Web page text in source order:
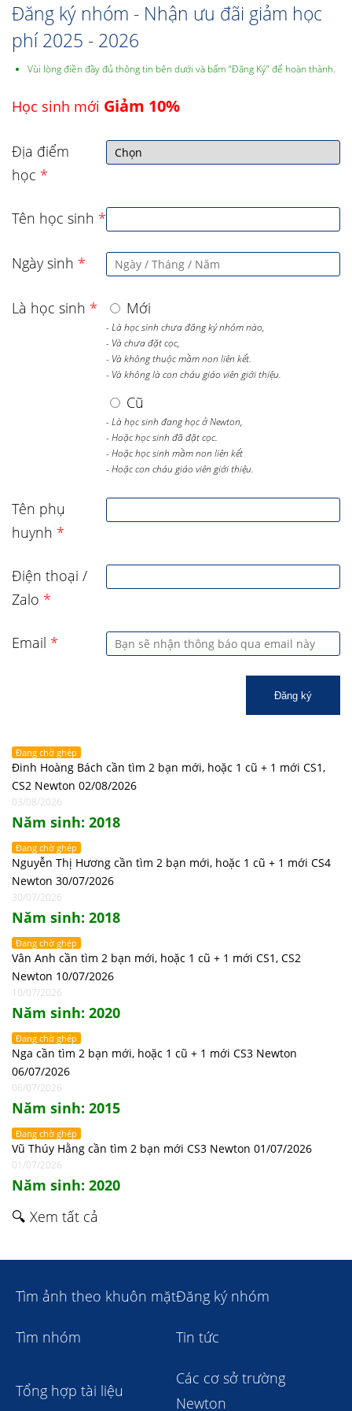
Đăng ký nhóm - Nhận ưu đãi giảm học
phí 2025 - 2026
Vùi lòng điền đầy đủ thông tin bên dưới và bấm “Đăng Ký” để hoàn thành.
Học sinh mới Giảm 10%
Địa điểm
học *
Tên học sinh *
Ngày sinh *
Là học sinh * Mới
- Là học sinh chưa đăng ký nhóm nào,
- Và chưa đặt cọc,
- Và không thuộc mầm non liên kết.
- Và không là con cháu giáo viên giới thiệu.
Cũ
- Là học sinh đang học ở Newton,
- Hoặc học sinh đã đặt cọc.
- Hoặc học sinh mầm non liên kết
- Hoặc con cháu giáo viên giới thiệu.
Tên phụ
huynh *
Điện thoại /
Zalo *
Email *
Đăng ký
Đang chờ ghép
Đinh Hoàng Bách cần tìm 2 bạn mới, hoặc 1 cũ + 1 mới CS1,
CS2 Newton 02/08/2026
03/08/2026
Năm sinh: 2018
Đang chờ ghép
Nguyễn Thị Hương cần tìm 2 bạn mới, hoặc 1 cũ + 1 mới CS4
Newton 30/07/2026
30/07/2026
Năm sinh: 2018
Đang chờ ghép
Vân Anh cần tìm 2 bạn mới, hoặc 1 cũ + 1 mới CS1, CS2
Newton 10/07/2026
10/07/2026
Năm sinh: 2020
Đang chờ ghép
Nga cần tìm 2 bạn mới, hoặc 1 cũ + 1 mới CS3 Newton
06/07/2026
06/07/2026
Năm sinh: 2015
Đang chờ ghép
Vũ Thúy Hằng cần tìm 2 bạn mới CS3 Newton 01/07/2026
01/07/2026
Năm sinh: 2020
🔍 Xem tất cả
Tìm ảnh theo khuôn mặtĐăng ký nhóm
Tìm nhóm Tin tức
Tổng hợp tài liệu
Các cơ sở trường
Newton